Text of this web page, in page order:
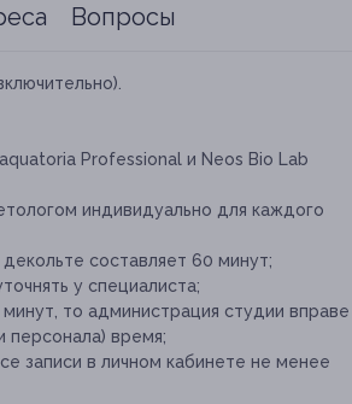
Вопросы
Professional и Neos Bio Lab
индивидуально для каждого
составляет 60 минут;
у специалиста;
то администрация студии вправе
персонала) время;
записи в личном кабинете не менее